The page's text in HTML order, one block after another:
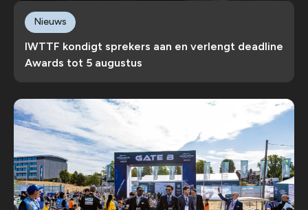
IWTTF kondigt sprekers aan en verlengt deadline
Awards tot 5 augustus
Nieuws